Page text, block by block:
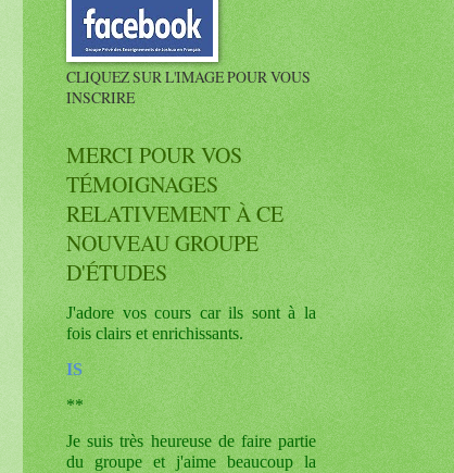
CLIQUEZ SUR L'IMAGE POUR VOUS
INSCRIRE
MERCI POUR VOS
TÉMOIGNAGES
RELATIVEMENT À CE
NOUVEAU GROUPE
D'ÉTUDES
J'adore vos cours car ils sont à la
fois clairs et enrichissants.
IS
**
Je suis très heureuse de faire partie
du groupe et j'aime beaucoup la